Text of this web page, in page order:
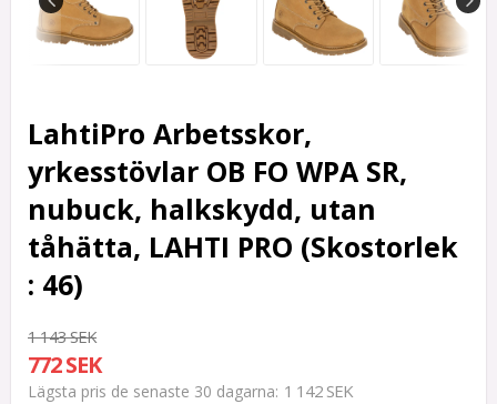
LahtiPro Arbetsskor,
yrkesstövlar OB FO WPA SR,
nubuck, halkskydd, utan
tåhätta, LAHTI PRO (Skostorlek
: 46)
1 143 SEK
772 SEK
Lägsta pris de senaste 30 dagarna 1 142 SEK